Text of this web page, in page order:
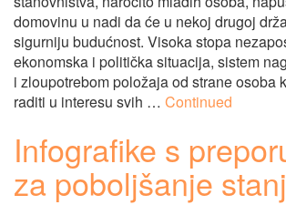
domovinu u nadi da će u nekoj drugoj
sigurniju budućnost. Visoka stopa
ekonomska i politička situacija, sistem
i zloupotrebom položaja od strane osoba
raditi u interesu svih … Continued
Infografike s
za poboljšanje